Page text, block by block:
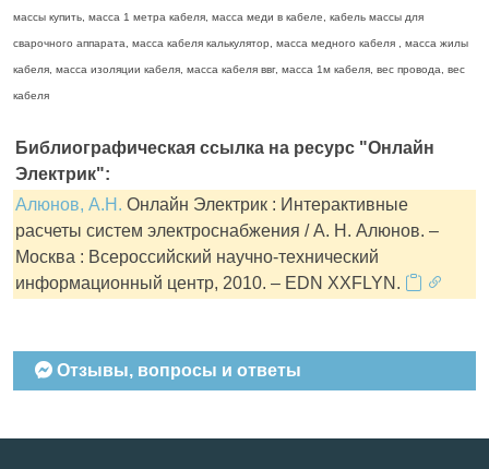
массы купить, масса 1 метра кабеля, масса меди в кабеле, кабель массы для
сварочного аппарата, масса кабеля калькулятор, масса медного кабеля , масса жилы
кабеля, масса изоляции кабеля, масса кабеля ввг, масса 1м кабеля, вес провода, вес
кабеля
Библиографическая ссылка на ресурс "Онлайн
Электрик":
Алюнов, А.Н. Онлайн Электрик : Интерактивные
расчеты систем электроснабжения / А. Н. Алюнов. –
Москва : Всероссийский научно-технический
информационный центр, 2010. – EDN XXFLYN.
Отзывы, вопросы и ответы